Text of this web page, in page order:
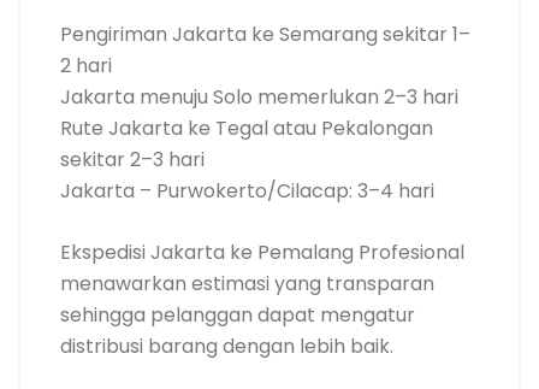
Pengiriman Jakarta ke Semarang sekitar 1–
2 hari
Jakarta menuju Solo memerlukan 2–3 hari
Rute Jakarta ke Tegal atau Pekalongan
sekitar 2–3 hari
Jakarta – Purwokerto/Cilacap: 3–4 hari
Ekspedisi Jakarta ke Pemalang Profesional
menawarkan estimasi yang transparan
sehingga pelanggan dapat mengatur
distribusi barang dengan lebih baik.